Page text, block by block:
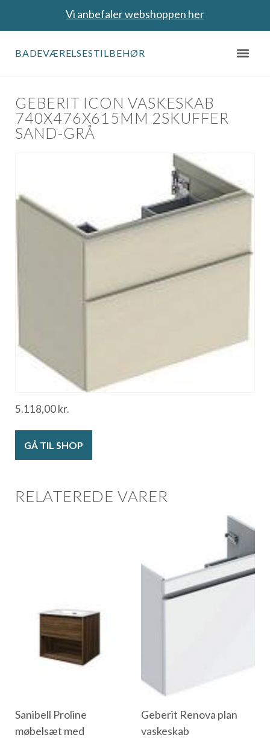
Vi anbefaler webshoppen her
BADEVÆRELSESTILBEHØR
GEBERIT ICON VASKESKAB
740X476X615MM 2SKUFFER
SAND-GRÅ
5.118,00kr.
GÅ TIL SHOP
RELATEREDE VARER
Sanibell Proline
møbelsæt med
Geberit Renova plan
vaskeskab